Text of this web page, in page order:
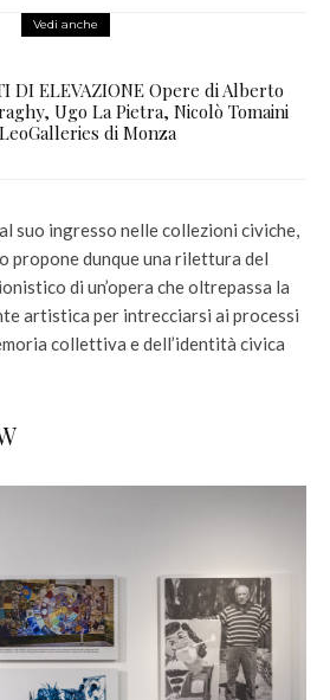
Vedi anche
DI ELEVAZIONE Opere di Alberto
Ugo La Pietra, Nicolò Tomaini
di Monza
suo ingresso nelle collezioni civiche,
propone dunque una rilettura del
di un’opera che oltrepassa la
artistica per intrecciarsi ai processi
collettiva e dell’identità civica